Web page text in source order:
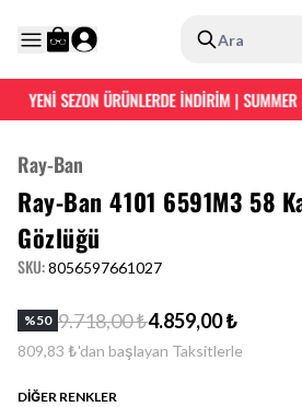
Ara
YENİ SEZON ÜRÜNLERDE İNDİRİM | SUMMER
Ray-Ban
Ray-Ban 4101 6591M3 58
Gözlüğü
SKU:8056597661027
%50 9.718,00 ₺4.859,00 ₺
809,83 ₺'dan başlayan Taksitlerle
DİĞER RENKLER